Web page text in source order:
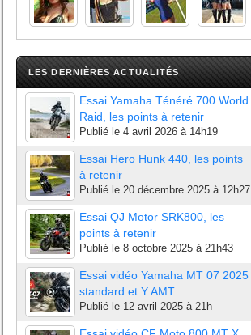
LES DERNIÈRES ACTUALITÉS
Essai Yamaha Ténéré 700 World
Raid, les points à retenir
Publié le 4 avril 2026 à 14h19
Essai Hero Hunk 440, les points
à retenir
Publié le 20 décembre 2025 à 12h27
Essai QJ Motor SRK800, les
points à retenir
Publié le 8 octobre 2025 à 21h43
Essai vidéo Yamaha MT 07 2025
standard et Y AMT
Publié le 12 avril 2025 à 21h